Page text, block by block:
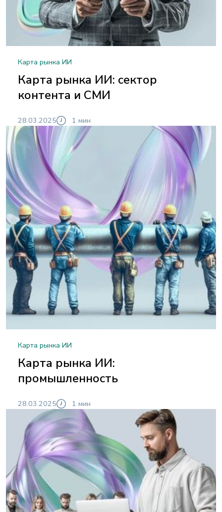
Карта рынка ИИ
Карта рынка ИИ: сектор
контента и СМИ
28.03.2025 1 мин
Карта рынка ИИ
Карта рынка ИИ:
промышленность
28.03.2025 1 мин